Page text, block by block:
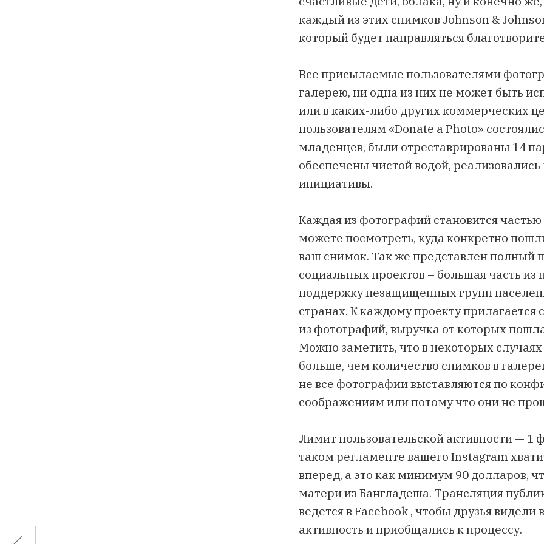
каждый из этих снимков Johnson &
который будет направляться
Все присылаемые пользователями
галерею, ни одна из них не может быть
или в каких-либо других коммерческих
пользователям «Donate a Photo»
младенцев, были отреставрированы 14
обеспечены чистой водой, реализовались
инициативы.
Каждая из фотографий становится
можете посмотреть, куда конкретно
ваш снимок. Так же представлен полный
социальных проектов – большая часть из
поддержку незащищенных групп
странах. К каждому проекту прилагается
из фотографий, выручка от которых
Можно заметить, что в некоторых
больше, чем количество снимков в
не все фотографии выставляются по
соображениям или потому что они не
Лимит пользовательской активности — 1
таком регламенте вашего Instagram
вперед, а это как минимум 90 долларов,
матери из Бангладеша. Трансляция
ведется в Facebook , чтобы друзья
активность и приобщались к процессу.